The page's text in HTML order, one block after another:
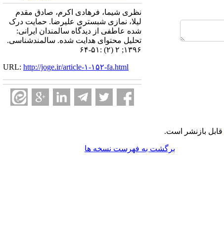
نظری شیما، فرهادی اکرم، صادق مقدم
لیلا، نمازی شبستری علیرضا. حمایت درک
شده عاطفی از دیدگاه سالمندان ایرانی:
تحلیل محتوای هدایت شده. سالمندشناسی.
۱۳۹۶; ۲ (۲) :۵۱-۶۴
URL: http://joge.ir/article-۱-۱۵۲-fa.html
قابل بازنشر است.
برگشت به فهرست نسخه ها